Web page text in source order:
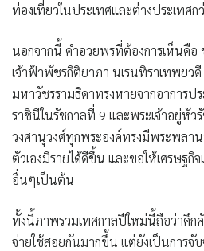
ท่องเที่ยวในประเทศและต่างประเท
นอกจากนี้ คำอวยพรที่ต้องการเห็นคือ
เจ้าฟ้าพัชรกิติยาภา นเรนทิราเทพยว
มหาวัชรรามธิดาทรงหายจากอาการป
ราชินีในรัชกาลที่ 9 และพระเจ้าอยู่หั
วงศานุวงศ์ทุกพระองค์ทรงมีพระพลา
ตัวเองมีรายได้ดีขึ้น และขอให้เศรษฐกิ
อื่นๆเป็นต้น
ทั้งนี้ภาพรวมเทศกาลปีใหม่นี้ถือว่าคึก
จ่ายใช้สอยกันมากขึ้น แต่ยังเป็นการจับ